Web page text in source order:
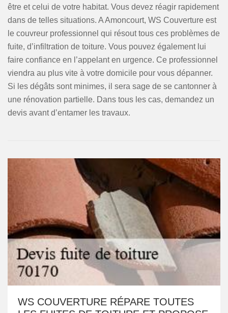
être et celui de votre habitat. Vous devez réagir rapidement
dans de telles situations. A Amoncourt, WS Couverture est
le couvreur professionnel qui résout tous ces problèmes de
fuite, d’infiltration de toiture. Vous pouvez également lui
faire confiance en l’appelant en urgence. Ce professionnel
viendra au plus vite à votre domicile pour vous dépanner.
Si les dégâts sont minimes, il sera sage de se cantonner à
une rénovation partielle. Dans tous les cas, demandez un
devis avant d’entamer les travaux.
WS COUVERTURE RÉPARE TOUTES